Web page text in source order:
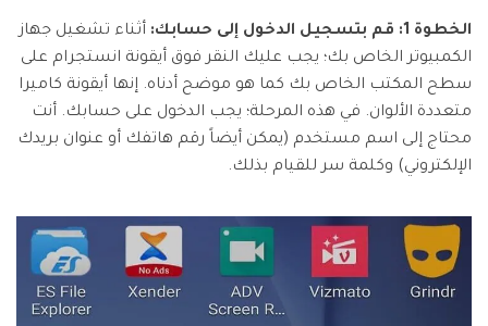
الخطوة 1: قم بتسجيل الدخول إلى حسابك:
أثناء تشغيل جهاز
الكمبيوتر الخاص بك؛ يجب عليك النقر فوق أيقونة انستجرام على
سطح المكتب الخاص بك كما هو موضح أدناه. إنها أيقونة كاميرا
متعددة الألوان. في هذه المرحلة؛ يجب الدخول على حسابك. أنت
محتاج إلى اسم مستخدم (يمكن أيضاً رقم هاتفك أو عنوان بريدك
الإلكتروني) وكلمة سر للقيام بذلك.